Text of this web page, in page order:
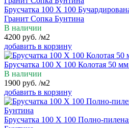
Брусчатка 100 Х 100
Гранит Сопка Бунтина
В наличии
4200 руб. /м2
добавить в корзину
Брусчатка 100 Х 100 Колотая 50
В наличии
1900 руб. /м2
добавить в корзину
Брусчатка 100 Х 100 Полно-